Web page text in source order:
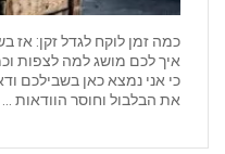
כמה זמן לוקח לגדל זקן: אז
איך לכם מושג למה לצפות
כי אני נמצא כאן בשבילכם
את הבלבול וחוסר הוודאות ...